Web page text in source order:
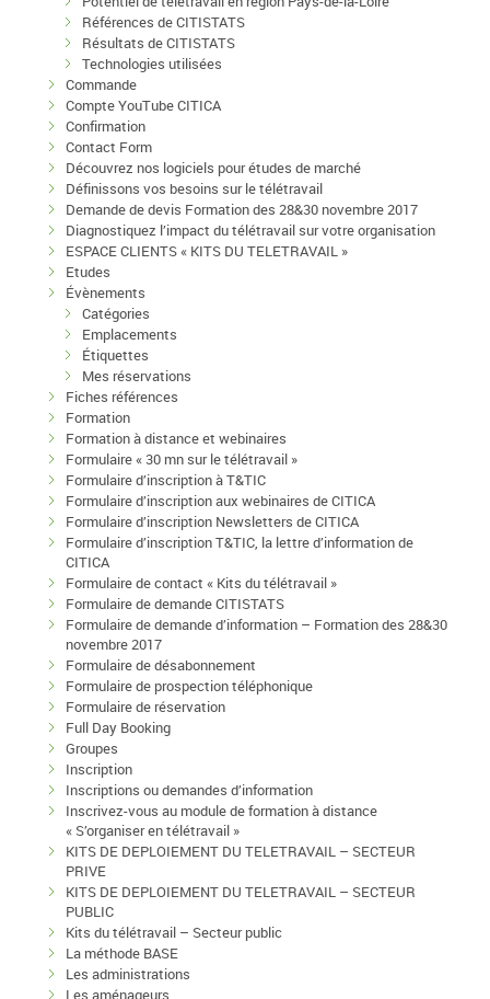
Références de CITISTATS
Résultats de CITISTATS
Technologies utilisées
Commande
Compte YouTube CITICA
Confirmation
Contact Form
Découvrez nos logiciels pour études de marché
Définissons vos besoins sur le télétravail
Demande de devis Formation des 28&30 novembre 2017
Diagnostiquez l’impact du télétravail sur votre organisation
ESPACE CLIENTS « KITS DU TELETRAVAIL »
Etudes
Évènements
Catégories
Emplacements
Étiquettes
Mes réservations
Fiches références
Formation
Formation à distance et webinaires
Formulaire « 30 mn sur le télétravail »
Formulaire d’inscription à T&TIC
Formulaire d’inscription aux webinaires de CITICA
Formulaire d’inscription Newsletters de CITICA
Formulaire d’inscription T&TIC, la lettre d’information de
CITICA
Formulaire de contact « Kits du télétravail »
Formulaire de demande CITISTATS
Formulaire de demande d’information – Formation des 28&30
novembre 2017
Formulaire de désabonnement
Formulaire de prospection téléphonique
Formulaire de réservation
Full Day Booking
Groupes
Inscription
Inscriptions ou demandes d’information
Inscrivez-vous au module de formation à distance
« S’organiser en télétravail »
KITS DE DEPLOIEMENT DU TELETRAVAIL – SECTEUR
PRIVE
KITS DE DEPLOIEMENT DU TELETRAVAIL – SECTEUR
PUBLIC
Kits du télétravail – Secteur public
La méthode BASE
Les administrations
Les aménageurs